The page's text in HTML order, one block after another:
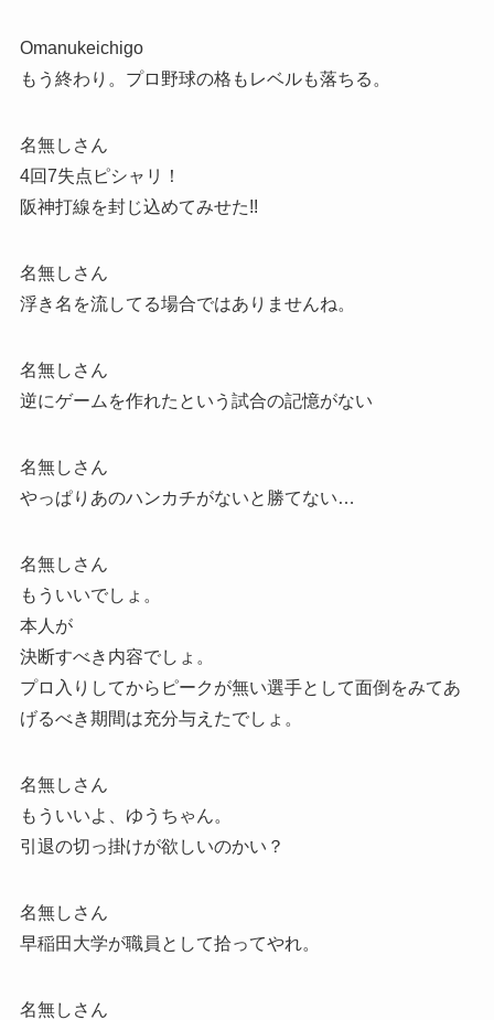
Omanukeichigo
もう終わり。プロ野球の格もレベルも落ちる。
名無しさん
4回7失点ピシャリ！
阪神打線を封じ込めてみせた!!
名無しさん
浮き名を流してる場合ではありませんね。
名無しさん
逆にゲームを作れたという試合の記憶がない
名無しさん
やっぱりあのハンカチがないと勝てない…
名無しさん
もういいでしょ。
本人が
決断すべき内容でしょ。
プロ入りしてからピークが無い選手として面倒をみてあ
げるべき期間は充分与えたでしょ。
名無しさん
もういいよ、ゆうちゃん。
引退の切っ掛けが欲しいのかい？
名無しさん
早稲田大学が職員として拾ってやれ。
名無しさん